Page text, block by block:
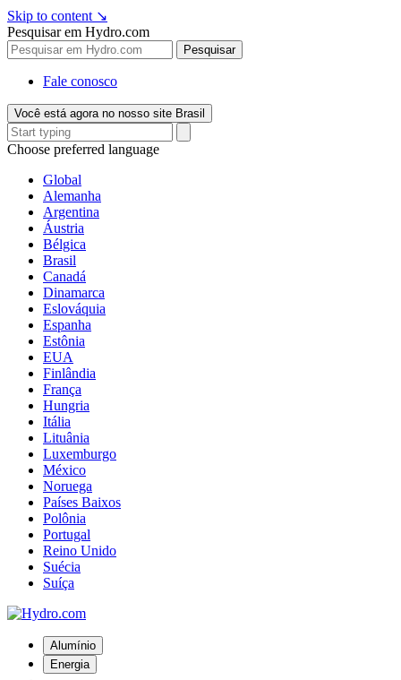
Skip to content ↘
Pesquisar em Hydro.com
Pesquisar
Fale conosco
Você está agora no nosso site Brasil
Choose preferred language
Global
Alemanha
Argentina
Áustria
Bélgica
Brasil
Canadá
Dinamarca
Eslováquia
Espanha
Estônia
EUA
Finlândia
França
Hungria
Itália
Lituânia
Luxemburgo
México
Noruega
Países Baixos
Polônia
Portugal
Reino Unido
Suécia
Suíça
Alumínio
Energia